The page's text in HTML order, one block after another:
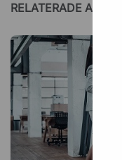
RELATERADE